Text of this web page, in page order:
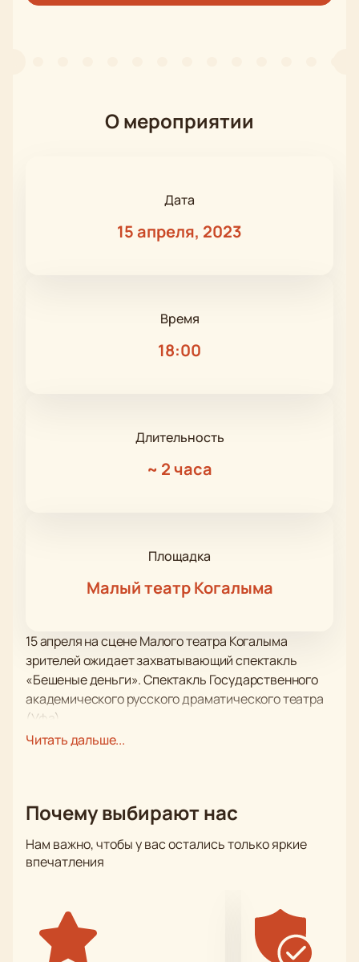
О мероприятии
Дата
15 апреля, 2023
Время
18:00
Длительность
~ 2 часа
Площадка
Малый театр Когалыма
15 апреля на сцене Малого театра Когалыма
зрителей ожидает захватывающий спектакль
«Бешеные деньги». Спектакль Государственного
академического русского драматического театра
(Уфа).
Динамичная, интересная история, сыгранная
работников сцены, гримеров, осветителей
образца самого высокого уровня художественного
оформления.
интересные декорации, игра света и тени – все это
позволяет с уверенностью назвать спектакль
образцом произведения с высочайшим уровнем
Читать дальше...
Почему выбирают нас
Нам важно, чтобы у вас остались только яркие
впечатления